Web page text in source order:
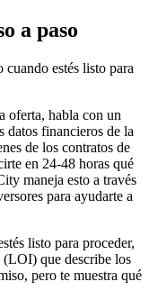
a paso
estés listo para
oferta, habla con un
datos financieros de la
de los contratos de
en 24-48 horas qué
maneja esto a través
para ayudarte a
listo para proceder,
(LOI) que describe los
pero te muestra qué